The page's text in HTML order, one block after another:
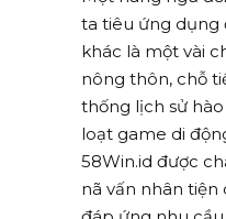
ta tiêu ứng dụng
khác là một vài
nông thôn, chỗ
thống lịch sử
loạt game di
58Win.id được
nã vấn nhân tiện